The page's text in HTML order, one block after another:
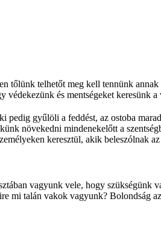
tőlünk telhetőt meg kell tennünk
és mentségeket keresünk a
gyűlöli a feddést, az ostoba
növekedni mindenekelőtt a
keresztül, akik beleszólnak
vagyunk vele, hogy szükségünk
mi talán vakok vagyunk? Bolondság